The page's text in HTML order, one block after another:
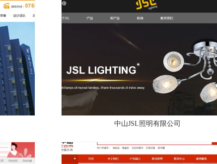
中山JSL照明有限公司